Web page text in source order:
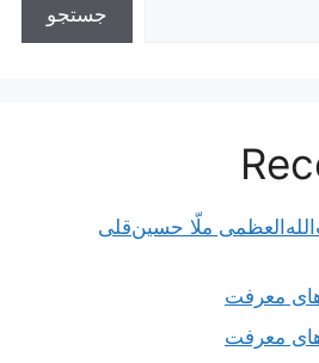
جستجو
ملّا حسین‌قلی
معرفت
معرفت